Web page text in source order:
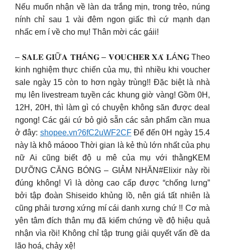
Nếu muốn nhận về làn da trắng mịn, trong trẻo, núng
nính chỉ sau 1 vài đêm ngon giấc thì cứ mạnh dạn
nhấc em í về cho mụ! Thân mời các gáii!
– 𝐒𝐀𝐋𝐄 𝐆𝐈Ữ𝐀 𝐓𝐇Á𝐍𝐆 – 𝐕𝐎𝐔𝐂𝐇𝐄𝐑 𝐗𝐀̉ 𝐋Á𝐍𝐆 Theo
kinh nghiệm thực chiến của mụ, thì nhiều khi voucher
sale ngày 15 còn to hơn ngày trùng!! Đặc biệt là nhà
mụ lên livestream tuyền các khung giờ vàng! Gồm 0H,
12H, 20H, thì làm gì có chuyện không săn được deal
ngong! Các gái cứ bỏ giỏ sẵn các sản phẩm cần mua
ở đây: shopee.vn?6fC2uWF2CFĐể đến 0H ngày 15.4
này là khô máooo Thời gian là kẻ thù lớn nhất của phụ
nữ Ai cũng biết độ u mê của mụ với thằngKEM
DƯỠNG CĂNG BÓNG – GIẢM NHĂN#Elixir này rồi
đúng không! Vì là dòng cao cấp được “chống lưng”
bởi tập đoàn Shiseido khủng lồ, nên giá tất nhiên là
cũng phải tương xứng mí cái danh xưng chứ !! Cơ mà
yên tâm đích thân mụ đã kiểm chứng về độ hiệu quả
nhận vìa rồi! Không chỉ tập trung giải quyết vấn đề da
lão hoá, chảy xệ!